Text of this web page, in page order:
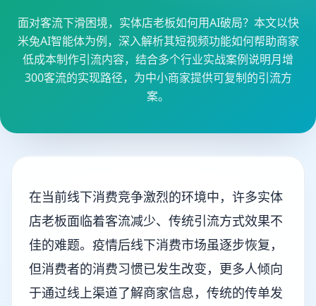
面对客流下滑困境，实体店老板如何用AI破局？本文以快
米兔AI智能体为例，深入解析其短视频功能如何帮助商家
低成本制作引流内容，结合多个行业实战案例说明月增
300客流的实现路径，为中小商家提供可复制的引流方
案。
在当前线下消费竞争激烈的环境中，许多实体
店老板面临着客流减少、传统引流方式效果不
佳的难题。疫情后线下消费市场虽逐步恢复，
但消费者的消费习惯已发生改变，更多人倾向
于通过线上渠道了解商家信息，传统的传单发